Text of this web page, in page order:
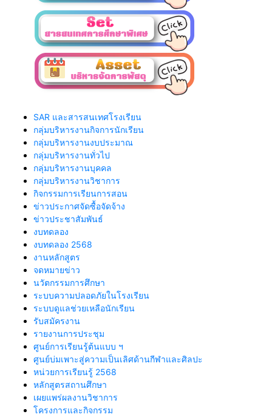
SAR และสารสนเทศโรงเรียน
กลุ่มบริหารงานกิจการนักเรียน
กลุ่มบริหารงานงบประมาณ
กลุ่มบริหารงานทั่วไป
กลุ่มบริหารงานบุคคล
กลุ่มบริหารงานวิชาการ
กิจกรรมการเรียนการสอน
ข่าวประกาศจัดซื้อจัดจ้าง
ข่าวประชาสัมพันธ์
งบทดลอง
งบทดลอง 2568
งานหลักสูตร
จดหมายข่าว
นวัตกรรมการศึกษา
ระบบความปลอดภัยในโรงเรียน
ระบบดูแลช่วยเหลือนักเรียน
รับสมัครงาน
รายงานการประชุม
ศูนย์การเรียนรู้ต้นแบบ ฯ
ศูนย์บ่มเพาะสู่ความเป็นเลิศด้านกีฬาและศิลปะ
หน่วยการเรียนรู้ 2568
หลักสูตรสถานศึกษา
เผยแพร่ผลงานวิชาการ
โครงการและกิจกรรม